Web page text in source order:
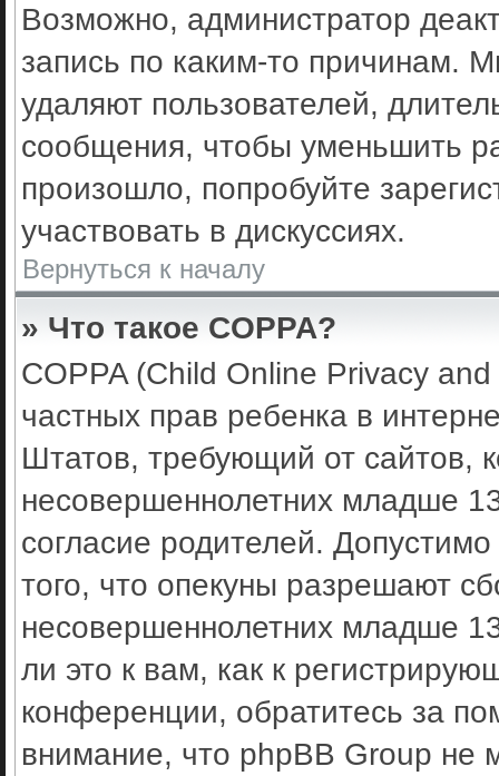
Возможно, администратор
запись по каким-то причинам.
удаляют пользователей,
сообщения, чтобы уменьшить
произошло, попробуйте
участвовать в дискуссиях.
Вернуться к началу
» Что такое COPPA?
COPPA (Child Online Privacy
частных прав ребенка в
Штатов, требующий от сайтов,
несовершеннолетних младше
согласие родителей.
того, что опекуны разрешают
несовершеннолетних младше
ли это к вам, как к
конференции, обратитесь за
внимание, что phpBB Group не